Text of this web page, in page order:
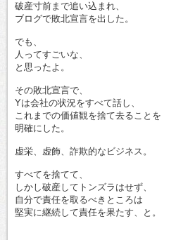
破産寸前まで追い込まれ、
ブログで敗北宣言を出した。
でも、
人ってすごいな、
と思ったよ。
その敗北宣言で、
Yは会社の状況をすべて話し、
これまでの価値観を捨て去ることを
明確にした。
虚栄、虚飾、詐欺的なビジネス。
すべてを捨てて、
しかし破産してトンズラはせず、
自分で責任を取るべきところは
堅実に継続して責任を果たす、と。